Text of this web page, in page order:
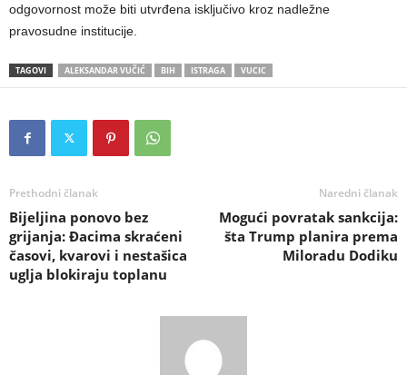
odgovornost može biti utvrđena isključivo kroz nadležne
pravosudne institucije.
TAGOVI ALEKSANDAR VUČIĆ BIH ISTRAGA VUCIC
Prethodni članak
Bijeljina ponovo bez
grijanja: Đacima skraćeni
časovi, kvarovi i nestašica
uglja blokiraju toplanu
Naredni članak
Mogući povratak sankcija:
šta Trump planira prema
Miloradu Dodiku